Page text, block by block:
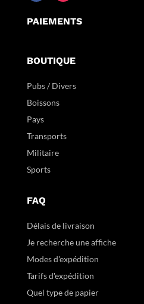
PAIEMENTS
BOUTIQUE
Pubs / Divers
Boissons
Pays
Transports
Militaire
Sports
FAQ
Délais de livraison
Je recherche une affiche
Modes d'expédition
Tarifs d'expédition
Quel type de papier